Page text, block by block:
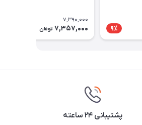
9٪
7,390,000
7,357,000 تومان
پشتیبانی ۲۴ ساعته